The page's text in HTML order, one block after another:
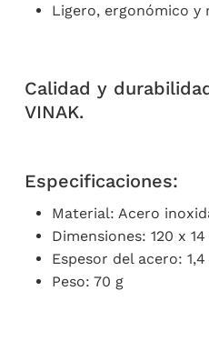
Ligero, ergonómico y
Calidad y
VINAK.
Especificaciones:
Material: Acero
Dimensiones: 120 x
Espesor del acero:
Peso: 70 g